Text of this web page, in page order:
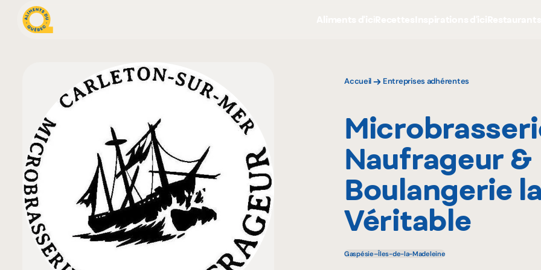
Accueil Entreprises adhérentes
Naufrageur &
Boulangerie
Véritable
Gaspésie–Îles-de-la-Madeleine